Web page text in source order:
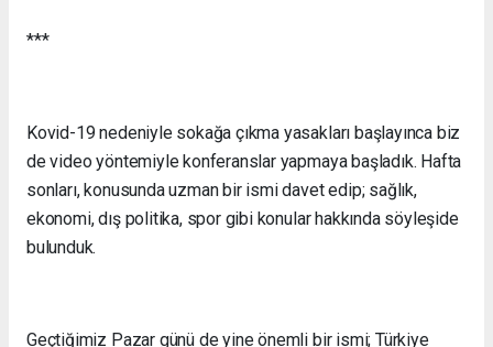
***
Kovid-19 nedeniyle sokağa çıkma yasakları başlayınca biz
de video yöntemiyle konferanslar yapmaya başladık. Hafta
sonları, konusunda uzman bir ismi davet edip; sağlık,
ekonomi, dış politika, spor gibi konular hakkında söyleşide
bulunduk.
Geçtiğimiz Pazar günü de yine önemli bir ismi; Türkiye